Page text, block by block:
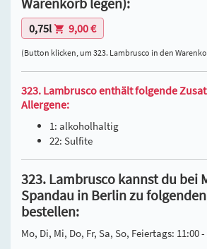
Warenkorb legen):
0,75l 9,00 €
(Button klicken, um 323. Lambrusco in den
323. Lambrusco enthält folgende
Allergene:
1: alkoholhaltig
22: Sulfite
323. Lambrusco kannst du bei
Spandau in Berlin zu
bestellen:
Mo, Di, Mi, Do, Fr, Sa, So, Feiertags: 11:00